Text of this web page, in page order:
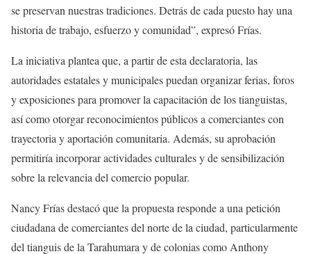
se preservan nuestras tradiciones. Detrás de cada puesto hay una
historia de trabajo, esfuerzo y comunidad”, expresó Frías.
La iniciativa plantea que, a partir de esta declaratoria, las
autoridades estatales y municipales puedan organizar ferias, foros
y exposiciones para promover la capacitación de los tianguistas,
así como otorgar reconocimientos públicos a comerciantes con
trayectoria y aportación comunitaria. Además, su aprobación
permitiría incorporar actividades culturales y de sensibilización
sobre la relevancia del comercio popular.
Nancy Frías destacó que la propuesta responde a una petición
ciudadana de comerciantes del norte de la ciudad, particularmente
del tianguis de la Tarahumara y de colonias como Anthony